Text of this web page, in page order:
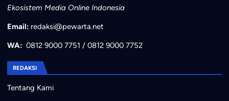
Ekosistem Media Online Indonesia
Email: redaksi@pewarta.net
WA: 0812 9000 7751 / 0812 9000 7752
REDAKSI
Tentang Kami